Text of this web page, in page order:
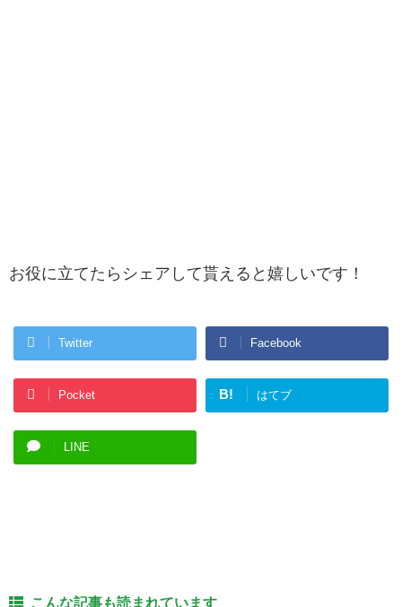
お役に立てたらシェアして貰えると嬉しいです！
Twitter Facebook
Pocket B! はてブ
LINE
こんな記事も読まれています